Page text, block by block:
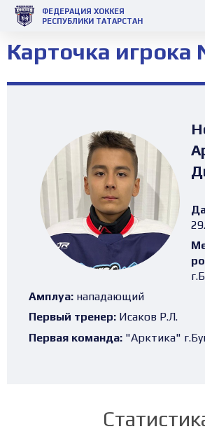
ФЕДЕРАЦИЯ ХОККЕЯ
РЕСПУБЛИКИ ТАТАРСТАН
Карточка
Амплуа: нападающий
Первый тренер: Исаков Р.Л.
Первая команда: "Арктика"